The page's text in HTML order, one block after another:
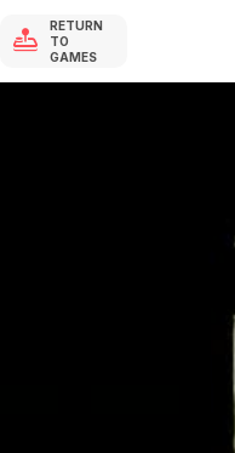
RETURN
TO
GAMES